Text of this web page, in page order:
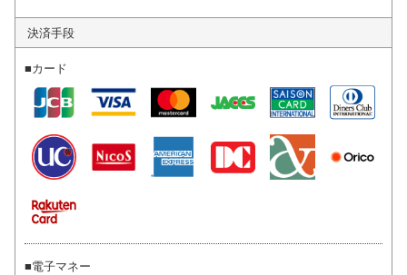
決済手段
■カード
■電子マネー